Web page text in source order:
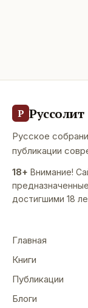
Р Руссолит
Русское
публикации
18+ Внимание!
достигшими 18
Главная
Книги
Публикации
Блоги